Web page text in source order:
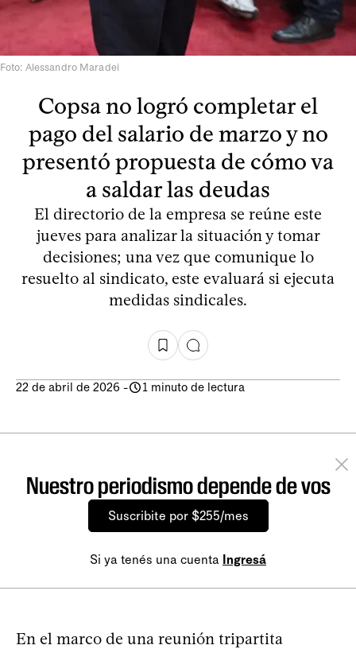
Foto: Alessandro Maradei
Copsa no logró completar el
pago del salario de marzo y no
presentó propuesta de cómo va
a saldar las deudas
El directorio de la empresa se reúne este
jueves para analizar la situación y tomar
decisiones; una vez que comunique lo
resuelto al sindicato, este evaluará si ejecuta
medidas sindicales.
22 de abril de 2026 - 1 minuto de lectura
Nuestro periodismo depende de vos
Suscribite por $255/mes
Si ya tenés una cuenta Ingresá
En el marco de una reunión tripartita